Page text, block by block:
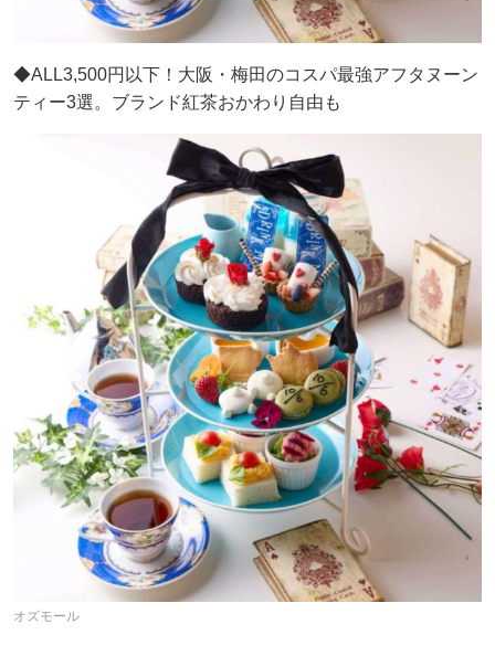
◆ALL3,500円以下！大阪・梅田のコスパ最強アフタヌーン
ティー3選。ブランド紅茶おかわり自由も
オズモール